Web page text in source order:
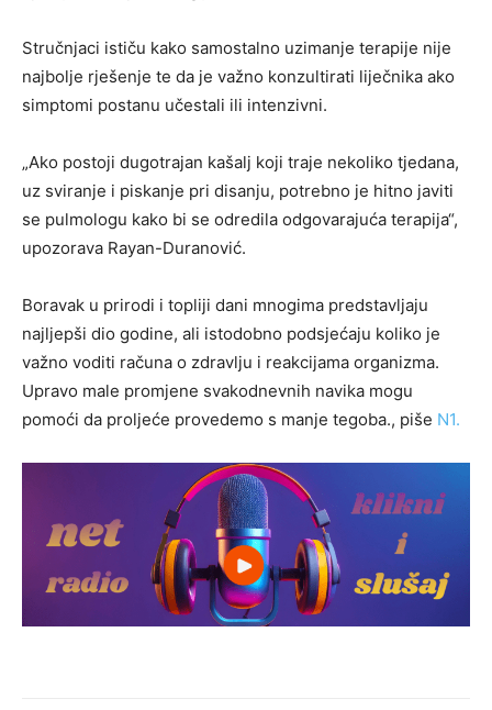
Stručnjaci ističu kako samostalno uzimanje terapije nije
najbolje rješenje te da je važno konzultirati liječnika ako
simptomi postanu učestali ili intenzivni.
„Ako postoji dugotrajan kašalj koji traje nekoliko tjedana,
uz sviranje i piskanje pri disanju, potrebno je hitno javiti
se pulmologu kako bi se odredila odgovarajuća terapija“,
upozorava Rayan-Duranović.
Boravak u prirodi i topliji dani mnogima predstavljaju
najljepši dio godine, ali istodobno podsjećaju koliko je
važno voditi računa o zdravlju i reakcijama organizma.
Upravo male promjene svakodnevnih navika mogu
pomoći da proljeće provedemo s manje tegoba., piše N1.